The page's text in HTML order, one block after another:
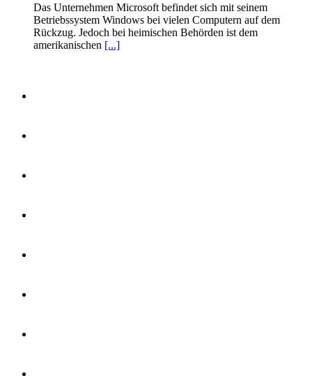
Das Unternehmen Microsoft befindet sich mit seinem
Betriebssystem Windows bei vielen Computern auf dem
Rückzug. Jedoch bei heimischen Behörden ist dem
amerikanischen [...]